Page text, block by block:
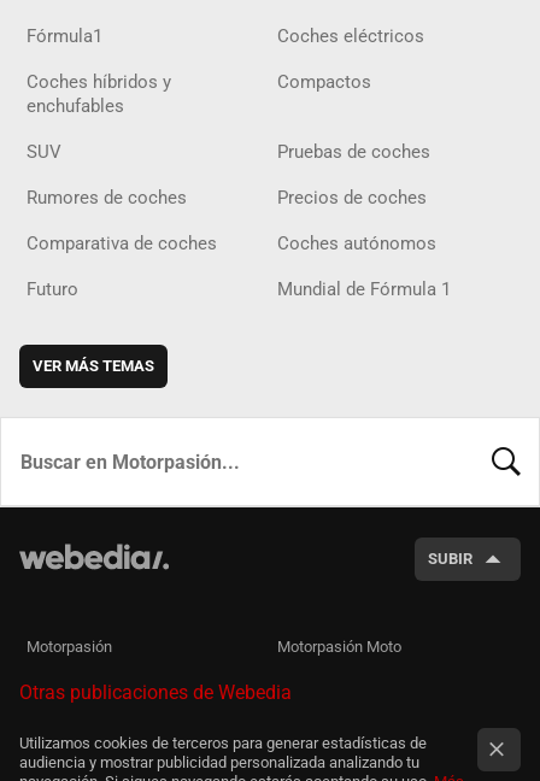
Fórmula1 Coches eléctricos
Coches híbridos y
enchufables
Compactos
SUV Pruebas de coches
Rumores de coches Precios de coches
Comparativa de coches Coches autónomos
Futuro Mundial de Fórmula 1
VER MÁS TEMAS
SUBIR
Motorpasión Motorpasión Moto
Otras publicaciones de Webedia
Utilizamos cookies de terceros para generar estadísticas de
audiencia y mostrar publicidad personalizada analizando tu